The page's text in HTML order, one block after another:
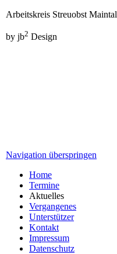
Arbeitskreis Streuobst Maintal
by jb2 Design
Navigation überspringen
Home
Termine
Aktuelles
Vergangenes
Unterstützer
Kontakt
Impressum
Datenschutz